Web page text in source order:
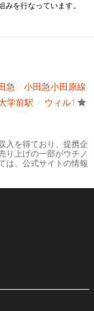
を行なっています。
急
小田急小田原線
学前駅
ウィル1
入を得ており、提携企
り上げの一部がウチノ
は、公式サイトの情報